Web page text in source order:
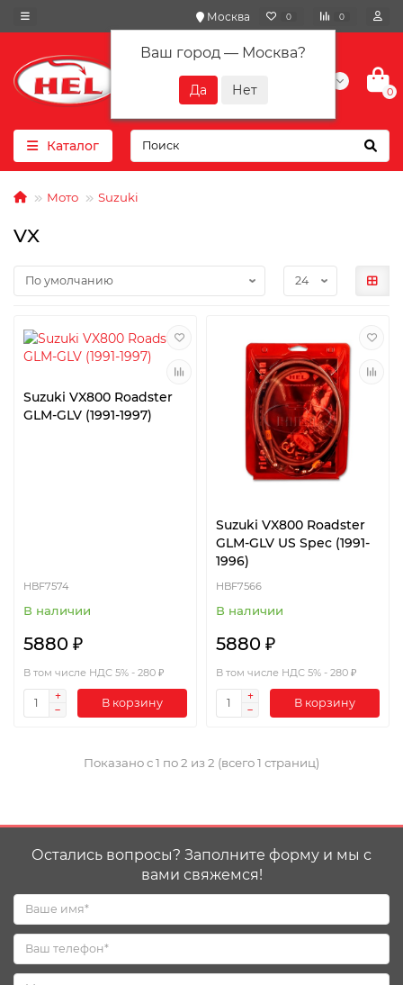
Москва
Ваш город — Москва?
0 0
+7(901) 417-10-01
0
Каталог
Мото Suzuki
VX
Suzuki VX800 Roadster
GLM-GLV (1991-1997)
HBF7574
В наличии
5880 ₽
В том числе НДС 5% - 280 ₽
В корзину
Suzuki VX800 Roadster
GLM-GLV US Spec (1991-
1996)
HBF7566
В наличии
5880 ₽
В том числе НДС 5% - 280 ₽
В корзину
Показано с 1 по 2 из 2 (всего 1 страниц)
Остались вопросы? Заполните форму и мы с
вами свяжемся!